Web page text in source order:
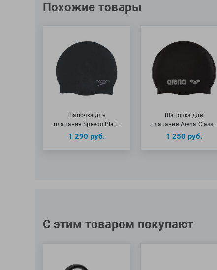
Похожие товары
Шапочка для
плавания Speedo Plai…
1 290 руб.
Шапочка для
плавания Arena Class…
1 250 руб.
С этим товаром покупают